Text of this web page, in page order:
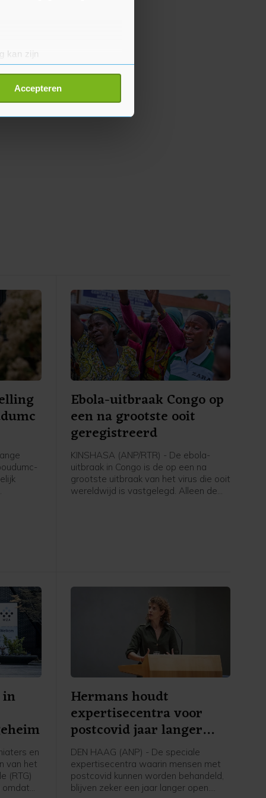
kan zijn
detailgedeelte
Accepteren
Ebola-uitbraak Congo op
een na grootste ooit
geregistreerd
KINSHASA (ANP/RTR) - De ebola-
uitbraak in Congo is de op een na
grootste uitbraak van het virus die ooit
wereldwijd is vastgelegd. Alleen de
en
van het
(RTG)
omdat
Hermans houdt
expertisecentra voor
postcovid jaar langer
open
DEN HAAG (ANP) - De speciale
expertisecentra waarin mensen met
postcovid kunnen worden behandeld,
blijven zeker een jaar langer open.